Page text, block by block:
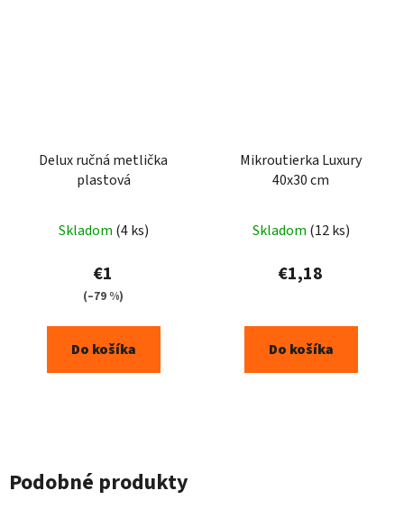
Delux ručná metlička
plastová
Skladom (4 ks)
€1
(–79 %)
Do košíka
Mikroutierka Luxury
40x30 cm
Skladom (12 ks)
€1,18
Do košíka
Podobné produkty